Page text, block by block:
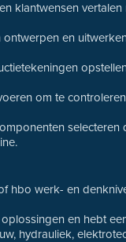
klantwensen
en
om te
hbo werk- en
en hebt
hydrauliek,